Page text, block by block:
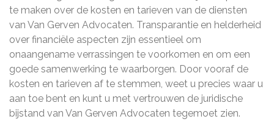
te maken over de kosten en tarieven van de diensten
van Van Gerven Advocaten. Transparantie en helderheid
over financiële aspecten zijn essentieel om
onaangename verrassingen te voorkomen en om een
goede samenwerking te waarborgen. Door vooraf de
kosten en tarieven af te stemmen, weet u precies waar u
aan toe bent en kunt u met vertrouwen de juridische
bijstand van Van Gerven Advocaten tegemoet zien.